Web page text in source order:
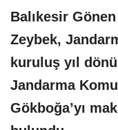
Balıkesir
Zeybek,
kuruluş yıl
Jandarma
Gökboğa’yı